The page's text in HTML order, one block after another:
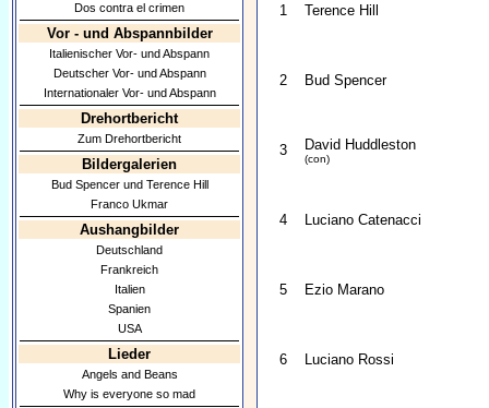
Dos contra el crimen
Vor - und Abspannbilder
Italienischer Vor- und Abspann
Deutscher Vor- und Abspann
Internationaler Vor- und Abspann
Drehortbericht
Zum Drehortbericht
Bildergalerien
Bud Spencer und Terence Hill
Franco Ukmar
Aushangbilder
Deutschland
Frankreich
Italien
Spanien
USA
Lieder
Angels and Beans
Why is everyone so mad
1 Terence Hill
2 Bud Spencer
3 David Huddleston
(con)
4 Luciano Catenacci
5 Ezio Marano
6 Luciano Rossi